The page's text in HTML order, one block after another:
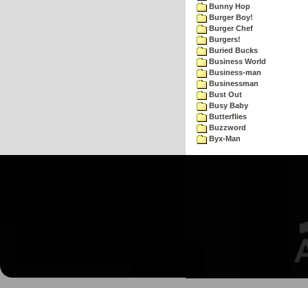
Bunny Hop
Burger Boy!
Burger Chef
Burgers!
Buried Bucks
Business World
Business-man
Businessman
Bust Out
Busy Baby
Butterflies
Buzzword
Byx-Man